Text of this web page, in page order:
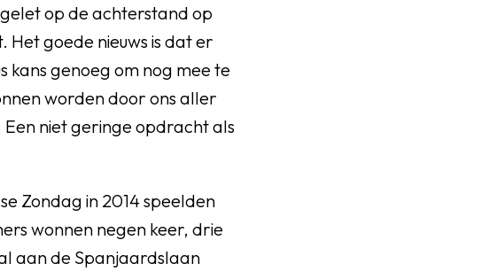
op de achterstand op
Het goede nieuws is dat er
kans genoeg om nog mee te
worden door ons aller
niet geringe opdracht als
Zondag in 2014 speelden
wonnen negen keer, drie
aan de Spanjaardslaan